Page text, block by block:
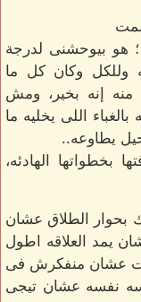
بيوحشنى لدرجة
وللكل وكان كل ما
إنه بخير، ومش
اللى يخليه ما
يطاوعه..
بخطواتها الهادئه،
بحوار الطلاق عشان
يمد العلاقه اطول
عشان منفكرش فى
نفسه عشان تيجى